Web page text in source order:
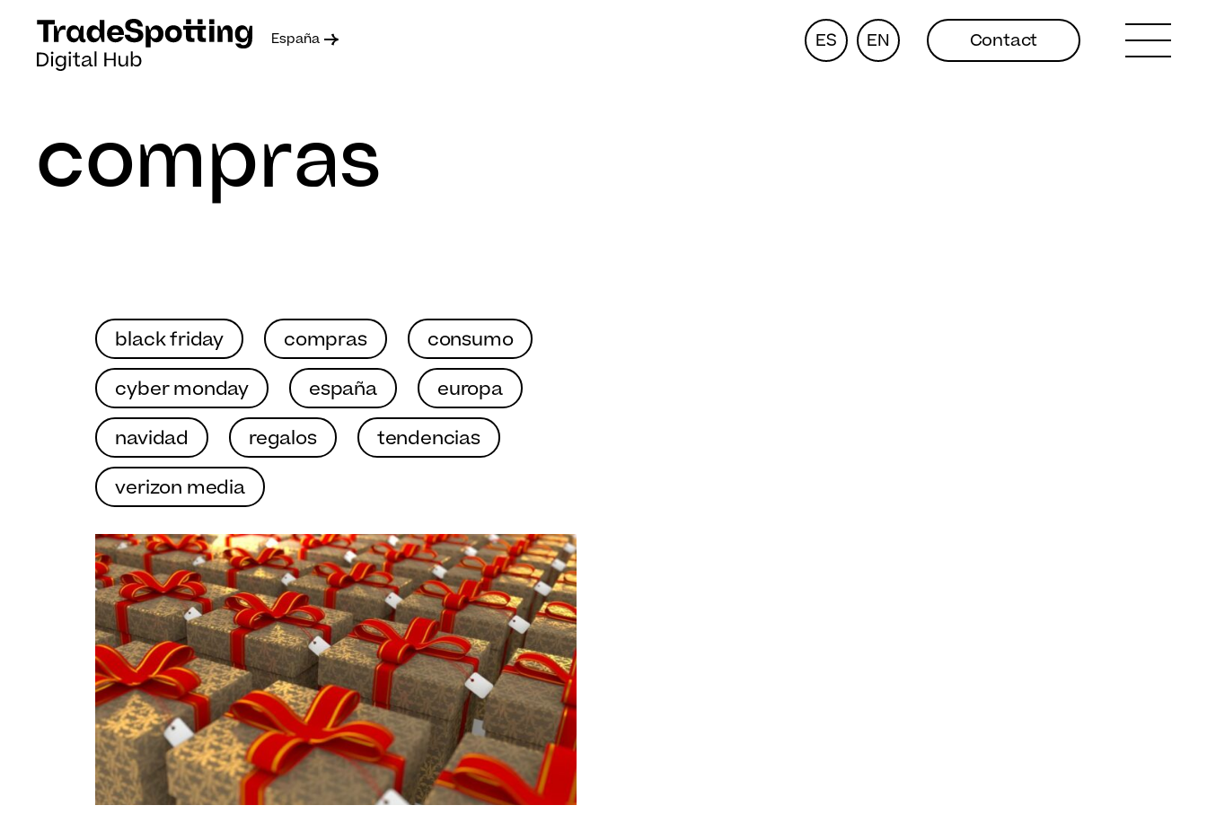
España ES EN Contact
compras
black friday compras
consumo
cyber monday
españa
europa
navidad
regalos
tendencias
verizon media